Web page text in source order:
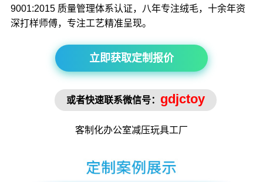
9001:2015 质量管理体系认证，八年专注绒毛，十余年资
深打样师傅，专注工艺精准呈现。
立即获取定制报价
或者快速联系微信号： gdjctoy
客制化办公室减压玩具工厂